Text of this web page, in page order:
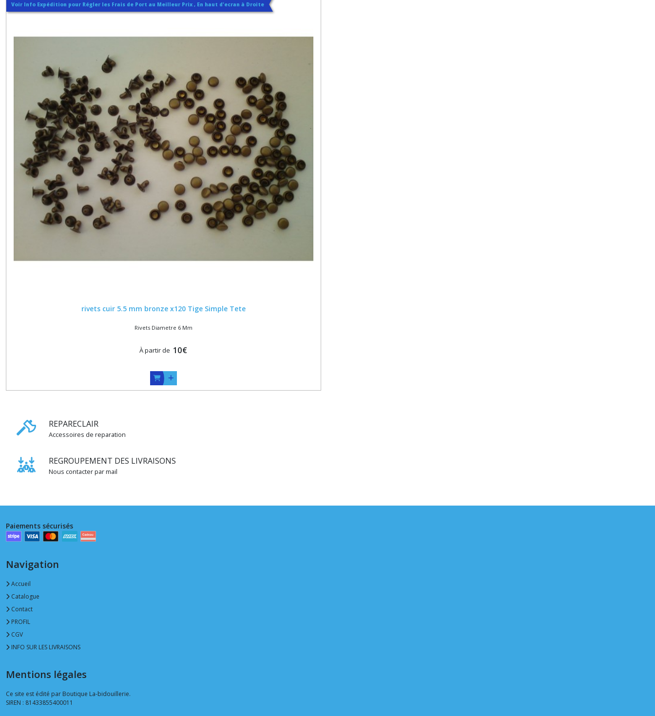
Voir Info Expédition pour Régler les Frais de Port au Meilleur Prix , En haut d'ecran à Droite
rivets cuir 5.5 mm bronze x120 Tige Simple Tete
Rivets Diametre 6 Mm
À partir de 10€
REPARECLAIR
Accessoires de reparation
REGROUPEMENT DES LIVRAISONS
Nous contacter par mail
Paiements sécurisés
Navigation
Accueil
Catalogue
Contact
PROFIL
CGV
INFO SUR LES LIVRAISONS
Mentions légales
Ce site est édité par Boutique La-bidouillerie.
SIREN : 81433855400011